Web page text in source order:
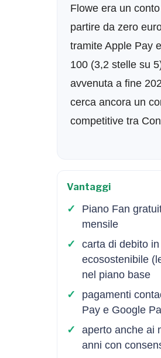
Flowe era un
partire da zero
tramite Apple Pay
100 (3,2 stelle su
avvenuta a fine
cerca ancora un
competitive tra
Vantaggi
Piano Fan
mensile
carta di debito
ecosostenibile
nel piano base
pagamenti
Pay e Google
aperto anche ai
anni con